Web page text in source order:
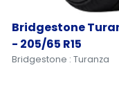
Bridgestone
- 205/65 R15
Bridgestone : Turanza